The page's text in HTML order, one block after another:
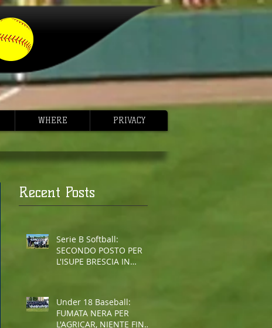
WHERE PRIVACY
Recent Posts
Serie B Softball:
SECONDO POSTO PER
L'ISUPE BRESCIA IN
Under 18 Baseball:
FUMATA NERA PER
L'AGRICAR, NIENTE FINAL